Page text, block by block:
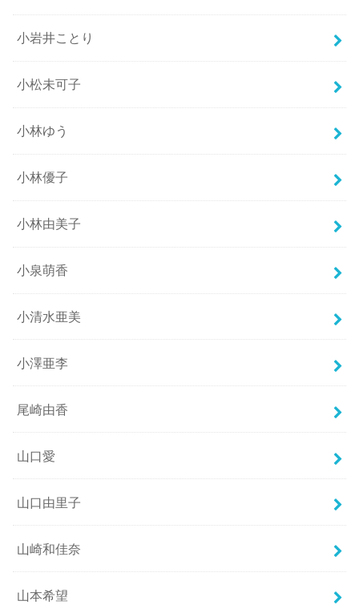
小岩井ことり
小松未可子
小林ゆう
小林優子
小林由美子
小泉萌香
小清水亜美
小澤亜李
尾崎由香
山口愛
山口由里子
山崎和佳奈
山本希望